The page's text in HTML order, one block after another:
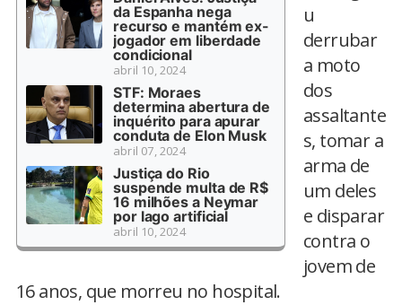
da Espanha nega
recurso e mantém ex-
jogador em liberdade
condicional
abril 10, 2024
STF: Moraes
determina abertura de
inquérito para apurar
conduta de Elon Musk
abril 07, 2024
Justiça do Rio
suspende multa de R$
16 milhões a Neymar
por lago artificial
abril 10, 2024
u
derrubar
a moto
dos
assaltante
s, tomar a
arma de
um deles
e disparar
contra o
jovem de
16 anos, que morreu no hospital.